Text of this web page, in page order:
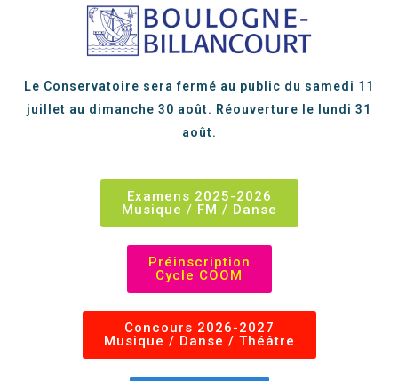
Le Conservatoire sera fermé au public du samedi 11
juillet au dimanche 30 août. Réouverture le lundi 31
août.
Examens 2025-2026
Musique / FM / Danse
Préinscription
Cycle COOM
Concours 2026-2027
Musique / Danse / Théâtre